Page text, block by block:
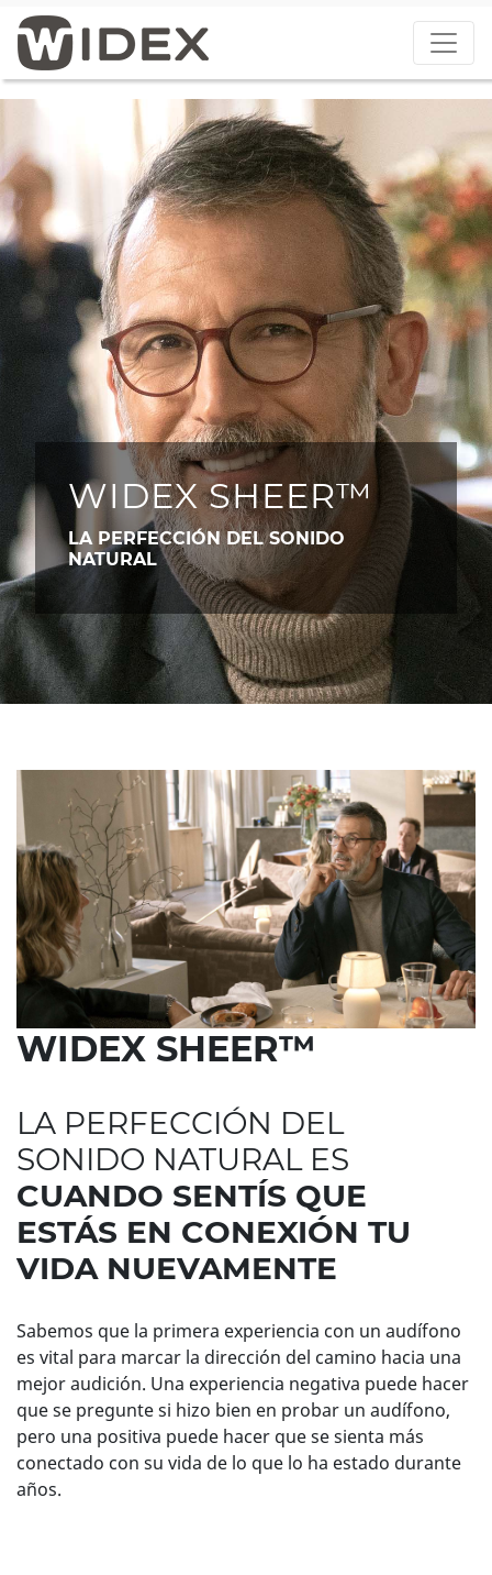
WIDEX SHEER™
LA PERFECCIÓN DEL SONIDO
NATURAL
WIDEX SHEER™
LA PERFECCIÓN DEL
SONIDO NATURAL ES
CUANDO SENTÍS QUE
ESTÁS EN CONEXIÓN TU
VIDA NUEVAMENTE
Sabemos que la primera experiencia con un audífono
es vital para marcar la dirección del camino hacia una
mejor audición. Una experiencia negativa puede hacer
que se pregunte si hizo bien en probar un audífono,
pero una positiva puede hacer que se sienta más
conectado con su vida de lo que lo ha estado durante
años.